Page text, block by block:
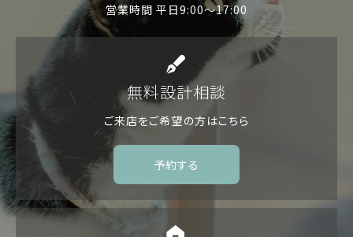
営業時間 平日9:00〜17:00
無料設計相談
ご来店をご希望の方はこちら
予約する